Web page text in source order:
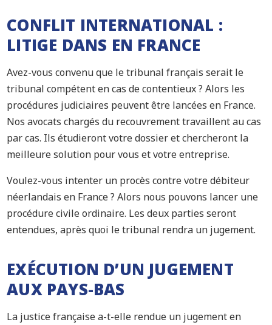
CONFLIT INTERNATIONAL :
LITIGE DANS EN FRANCE
Avez-vous convenu que le tribunal français serait le
tribunal compétent en cas de contentieux ? Alors les
procédures judiciaires peuvent être lancées en France.
Nos avocats chargés du recouvrement travaillent au cas
par cas. Ils étudieront votre dossier et chercheront la
meilleure solution pour vous et votre entreprise.
Voulez-vous intenter un procès contre votre débiteur
néerlandais en France ? Alors nous pouvons lancer une
procédure civile ordinaire. Les deux parties seront
entendues, après quoi le tribunal rendra un jugement.
EXÉCUTION D’UN JUGEMENT
AUX PAYS-BAS
La justice française a-t-elle rendue un jugement en